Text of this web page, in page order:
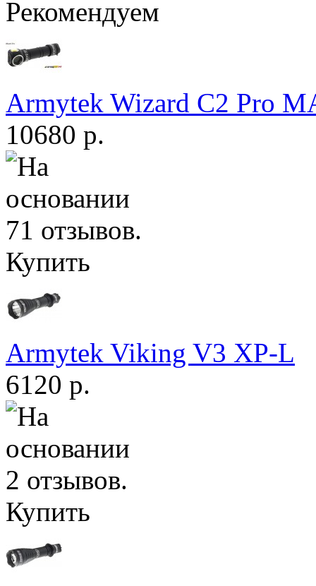
Рекомендуем
Armytek Wizard С2 Pro
10680 р.
Купить
Armytek Viking V3 XP-L
6120 р.
Купить